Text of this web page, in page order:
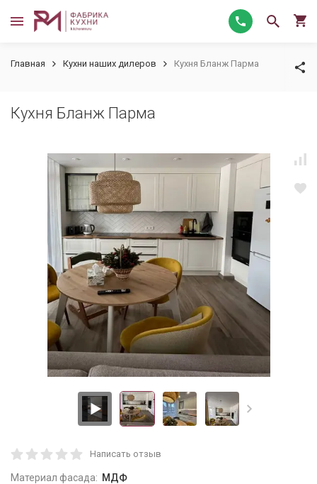
Главная Кухни наших дилеров Кухня Бланж Парма
Кухня Бланж Парма
Написать отзыв
Материал фасада: МДФ